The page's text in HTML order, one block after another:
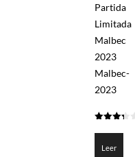
Partida
Limitada
Malbec
2023
Malbec-
2023
Leer